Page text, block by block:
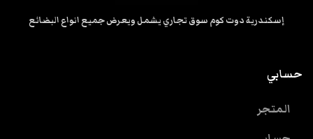
إسكندرية دوت كوم سوق تجاري يشمل ويعرض جميع انواع البضائع
حسابي
المتجر